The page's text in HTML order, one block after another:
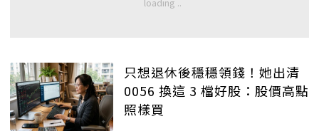
只想退休後穩穩領錢！她出清
0056 換這 3 檔好股：股價高點
照樣買